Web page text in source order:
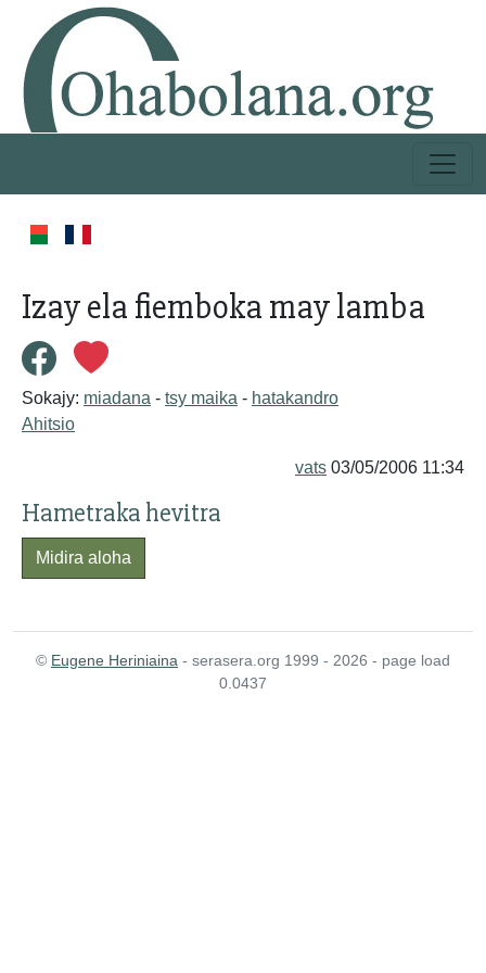
Izay ela fiemboka may lamba
Sokajy: miadana - tsy maika - hatakandro
Ahitsio
vats 03/05/2006 11:34
Hametraka hevitra
Midira aloha
© Eugene Heriniaina - serasera.org 1999 - 2026 - page load
0.0437